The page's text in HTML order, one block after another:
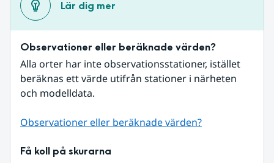
Lär dig mer
Observationer eller beräknade värden?
Alla orter har inte observationsstationer, istället
beräknas ett värde utifrån stationer i närheten
och modelldata.
Observationer eller beräknade värden?
Få koll på skurarna